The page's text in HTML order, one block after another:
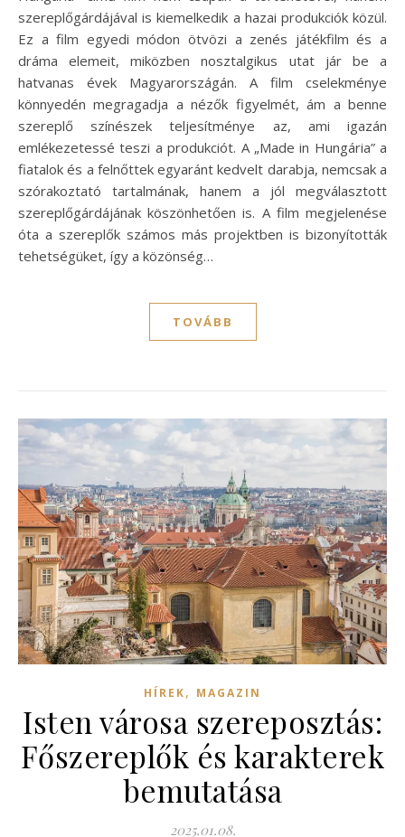
szereplőgárdájával is kiemelkedik a hazai produkciók közül.
Ez a film egyedi módon ötvözi a zenés játékfilm és a
dráma elemeit, miközben nosztalgikus utat jár be a
hatvanas évek Magyarországán. A film cselekménye
könnyedén megragadja a nézők figyelmét, ám a benne
szereplő színészek teljesítménye az, ami igazán
emlékezetessé teszi a produkciót. A „Made in Hungária” a
fiatalok és a felnőttek egyaránt kedvelt darabja, nemcsak a
szórakoztató tartalmának, hanem a jól megválasztott
szereplőgárdájának köszönhetően is. A film megjelenése
óta a szereplők számos más projektben is bizonyították
tehetségüket, így a közönség…
TOVÁBB
HÍREK, MAGAZIN
Isten városa szereposztás:
Főszereplők és karakterek
bemutatása
2025.01.08.